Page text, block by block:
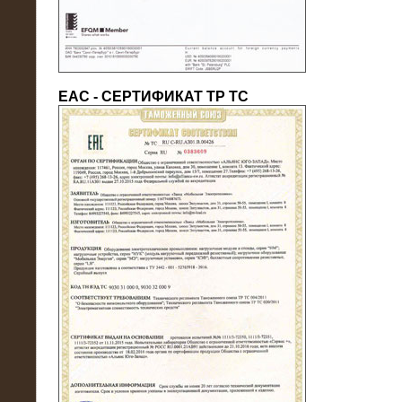
22.05.2016
Нагрузочный модуль в контейнере
10 МВт (0,4 кВ - напряжение)
ЕАС - СЕРТИФИКАТ ТР ТС